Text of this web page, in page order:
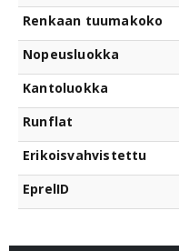
Renkaan tuumakoko
Nopeusluokka
Kantoluokka
Runflat
Erikoisvahvistettu
EprelID